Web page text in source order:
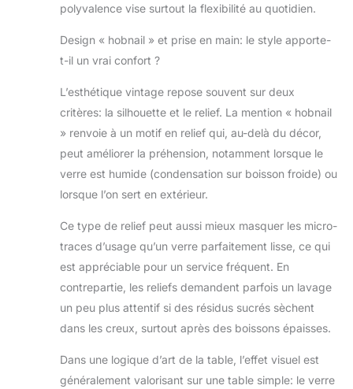
polyvalence vise surtout la flexibilité au quotidien.
Design « hobnail » et prise en main: le style apporte-
t-il un vrai confort ?
L’esthétique vintage repose souvent sur deux
critères: la silhouette et le relief. La mention « hobnail
» renvoie à un motif en relief qui, au-delà du décor,
peut améliorer la préhension, notamment lorsque le
verre est humide (condensation sur boisson froide) ou
lorsque l’on sert en extérieur.
Ce type de relief peut aussi mieux masquer les micro-
traces d’usage qu’un verre parfaitement lisse, ce qui
est appréciable pour un service fréquent. En
contrepartie, les reliefs demandent parfois un lavage
un peu plus attentif si des résidus sucrés sèchent
dans les creux, surtout après des boissons épaisses.
Dans une logique d’art de la table, l’effet visuel est
généralement valorisant sur une table simple: le verre